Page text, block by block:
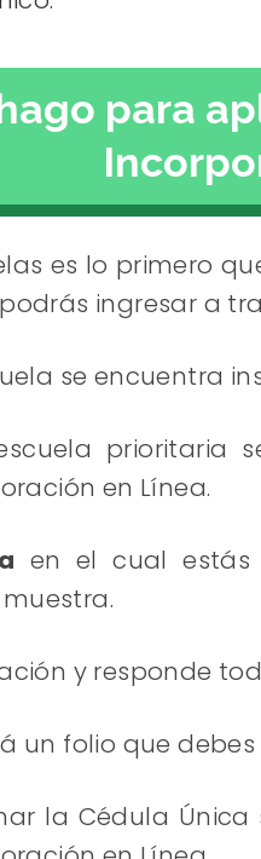
para
es lo primero
podrás ingresar a
se encuentra
prioritaria
en Línea.
en el cual estás
y responde
un folio que
la Cédula